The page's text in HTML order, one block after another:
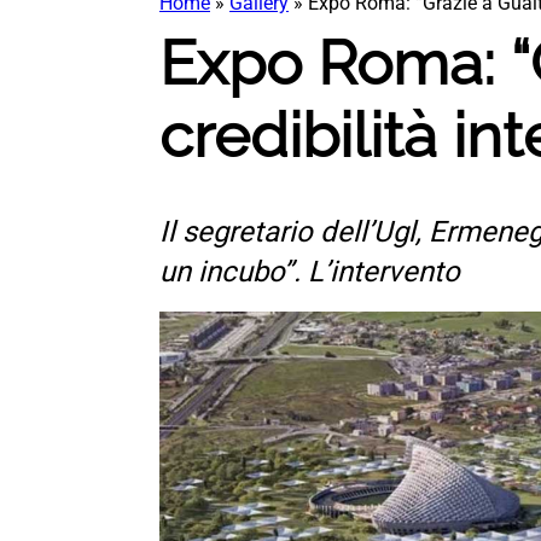
Expo Roma:
credibilità
Il segretario dell’Ugl,
un incubo”. L’intervento